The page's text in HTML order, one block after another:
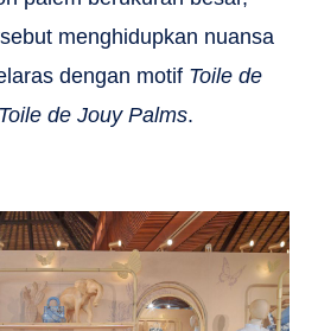
menghidupkan nuansa
dengan motif Toile de
Toile de Jouy Palms.